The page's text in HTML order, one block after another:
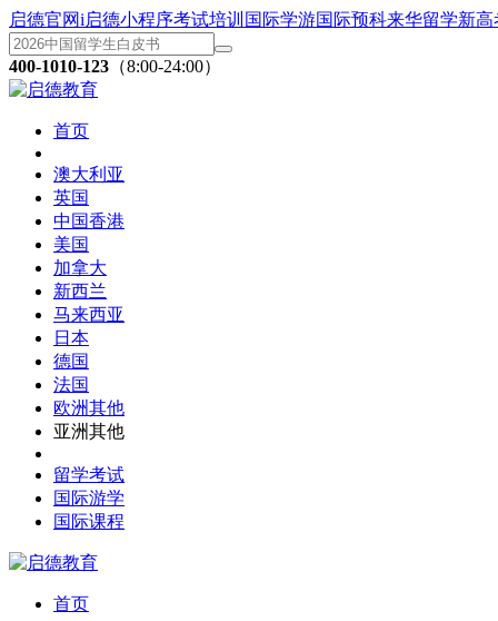
启德官网i启德小程序考试培训 国际学游国际预科来华留学新高
400-1010-123 （8:00-24:00）
首页
澳大利亚
英国
中国香港
美国
加拿大
新西兰
马来西亚
日本
德国
法国
欧洲其他
亚洲其他
留学考试
国际游学
国际课程
首页